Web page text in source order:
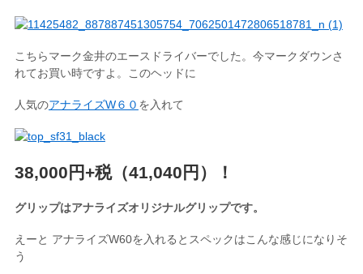
こちらマーク金井のエースドライバーでした。今マークダウンさ
れてお買い時ですよ。このヘッドに
人気のアナライズW６０ を入れて
38,000円+税（41,040円）！
グリップはアナライズオリジナルグリップです。
えーと アナライズW60を入れるとスペックはこんな感じになりそ
う